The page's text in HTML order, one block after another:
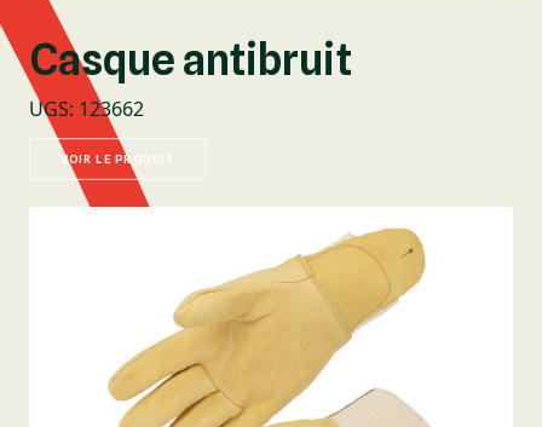
Casque antibruit
UGS: 123662
VOIR LE PRODUIT